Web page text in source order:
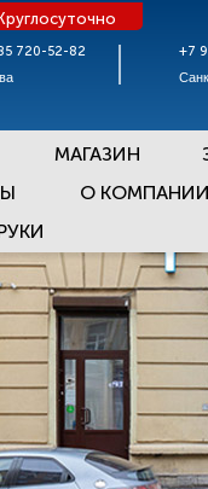
720-52-82
Круглосуточно
+7
МАГАЗИН
О